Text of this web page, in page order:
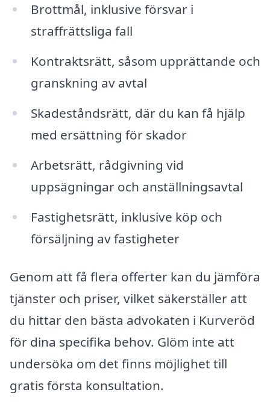
Brottmål, inklusive försvar i
straffrättsliga fall
Kontraktsrätt, såsom upprättande och
granskning av avtal
Skadeståndsrätt, där du kan få hjälp
med ersättning för skador
Arbetsrätt, rådgivning vid
uppsägningar och anställningsavtal
Fastighetsrätt, inklusive köp och
försäljning av fastigheter
Genom att få flera offerter kan du jämföra
tjänster och priser, vilket säkerställer att
du hittar den bästa advokaten i Kurveröd
för dina specifika behov. Glöm inte att
undersöka om det finns möjlighet till
gratis första konsultation.